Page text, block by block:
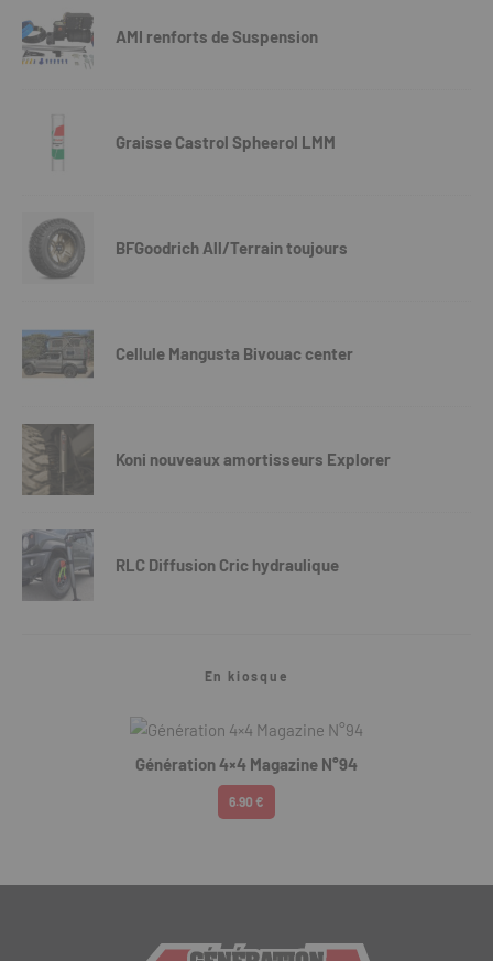
AMI renforts de Suspension
Graisse Castrol Spheerol LMM
BFGoodrich All/Terrain toujours
Cellule Mangusta Bivouac center
Koni nouveaux amortisseurs Explorer
RLC Diffusion Cric hydraulique
En kiosque
Génération 4×4 Magazine N°94
6.90 €